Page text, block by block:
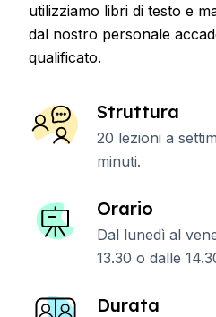
utilizziamo libri di testo e
dal nostro personale
qualificato.
Struttura
20 lezioni a
minuti.
Orario
Dal lunedì al
13.30 o dalle
Durata